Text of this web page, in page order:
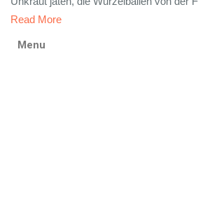
Read More
Menu